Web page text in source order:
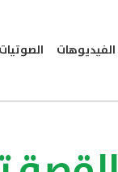
الفيديوهات الصوتيات